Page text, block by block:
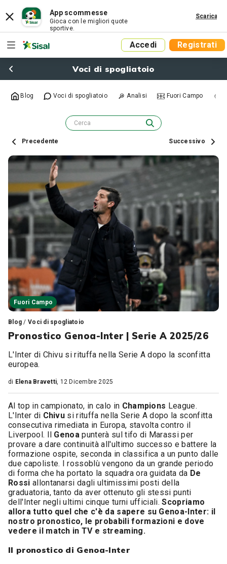
App scommesse
Gioca con le migliori quote
sportive.
Scarica
Accedi Registrati
Voci di spogliatoio
Blog Voci di spogliatoio Analisi Fuori Campo
Precedente Successivo
Fuori Campo
Blog / Voci di spogliatoio
Pronostico Genoa-Inter | Serie A 2025/26
L'Inter di Chivu si rituffa nella Serie A dopo la sconfitta
europea.
di Elena Bravetti, 12 Dicembre 2025
Al top in campionato, in calo in Champions League.
L'Inter di Chivu si rituffa nella Serie A dopo la sconfitta
consecutiva rimediata in Europa, stavolta contro il
Liverpool. Il Genoapunterà sul tifo di Marassi per
provare a dare continuità all'ultimo successo e battere la
formazione ospite, seconda in classifica a un punto dalle
due capoliste. I rossoblù vengono da un grande periodo
di forma che ha portato la squadra ora guidata da De
Rossi allontanarsi dagli ultimissimi posti della
graduatoria, tanto da aver ottenuto gli stessi punti
dell'Inter negli ultimi cinque turni ufficiali.Scopriamo
allora tutto quel che c'è da sapere su Genoa-Inter: il
nostro pronostico, le probabili formazioni e dove
vedere il match in TV e streaming.
Il pronostico di Genoa-Inter